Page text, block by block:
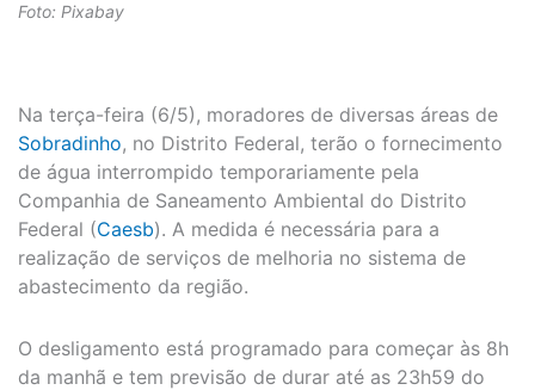
Foto: Pixabay
Na terça-feira (6/5), moradores de diversas áreas de
Sobradinho, no Distrito Federal, terão o fornecimento
de água interrompido temporariamente pela
Companhia de Saneamento Ambiental do Distrito
Federal (Caesb). A medida é necessária para a
realização de serviços de melhoria no sistema de
abastecimento da região.
O desligamento está programado para começar às 8h
da manhã e tem previsão de durar até as 23h59 do